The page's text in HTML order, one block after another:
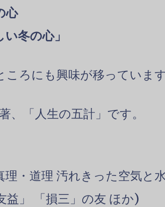
心
冬の心」
ろにも興味が移っています
、「人生の五計」です。
理・道理 汚れきった空気と
益」 「損三」の友 ほか)